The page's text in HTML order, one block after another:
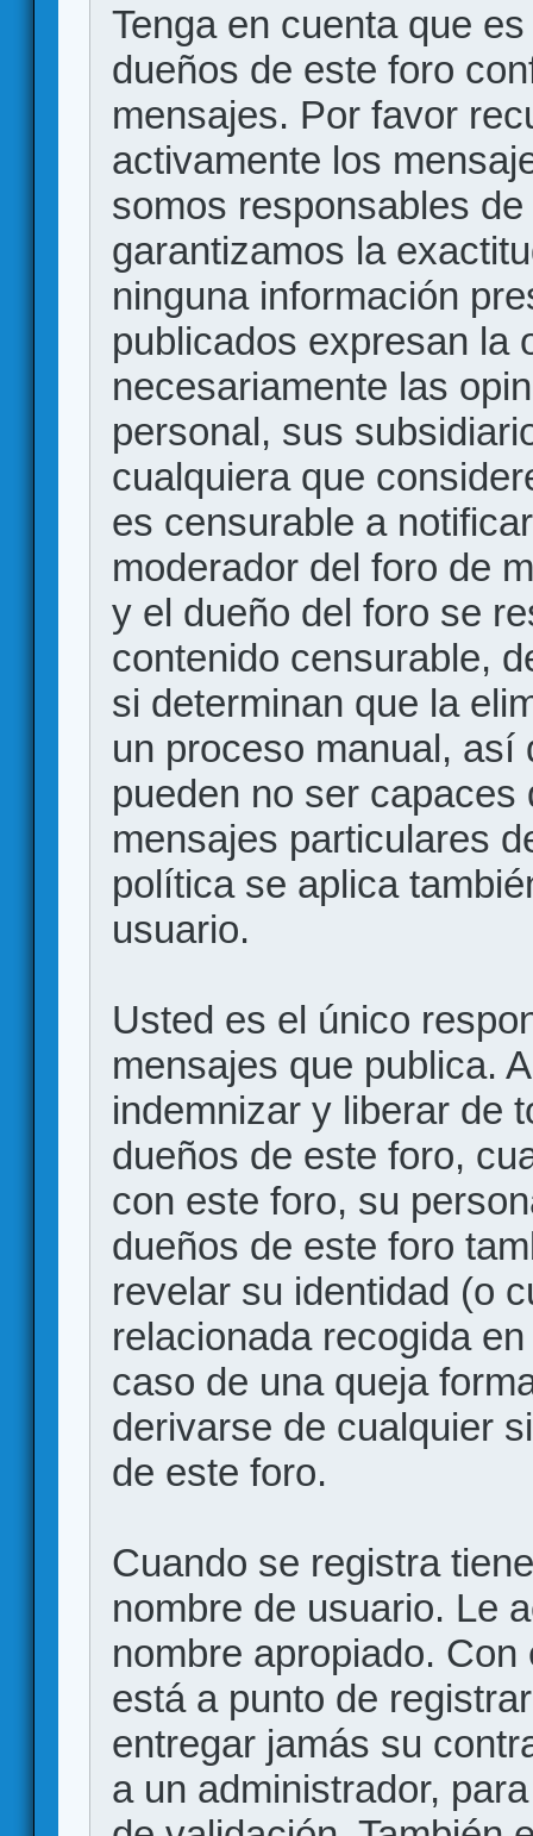
Tenga en cuenta que
dueños de este foro
mensajes. Por favor
activamente los
somos responsables
garantizamos la
ninguna información
publicados expresan la
necesariamente las
personal, sus
cualquiera que
es censurable a
moderador del foro de
y el dueño del foro se
contenido censurable,
si determinan que la
un proceso manual, así
pueden no ser
mensajes particulares
política se aplica
usuario.
Usted es el único
mensajes que publica.
indemnizar y liberar de
dueños de este foro,
con este foro, su
dueños de este foro
revelar su identidad (o
relacionada recogida
caso de una queja
derivarse de cualquier
de este foro.
Cuando se registra
nombre de usuario. Le
nombre apropiado.
está a punto de
entregar jamás su
a un administrador,